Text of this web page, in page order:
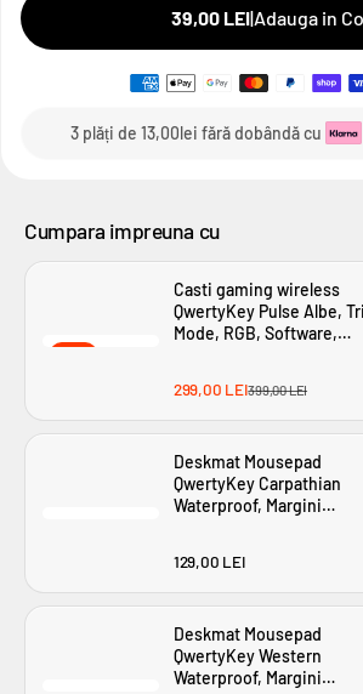
39,00 LEI|Adauga in
3 plăți de13,00lei fără dobândă cu
Cumpara impreuna cu
Casti gaming wireless
QwertyKey Pulse Albe,
Mode, RGB, Software,
Pret Redus price_min
299,00 LEIPret
399,00 LEI
Deskmat Mousepad
QwertyKey Carpathian
Waterproof, Margini
Pret Redus price_min
129,00 LEI
Deskmat Mousepad
QwertyKey Western
Waterproof, Margini